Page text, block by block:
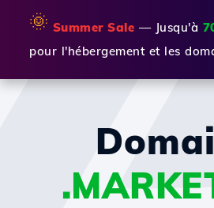
🌞 Summer Sale — Jusqu'à
pour l'hébergement et les